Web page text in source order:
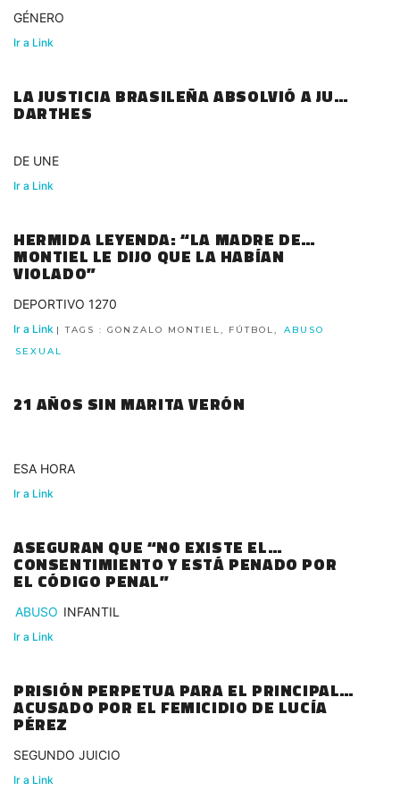
GÉNERO
Ir a Link
LA JUSTICIA BRASILEÑA ABSOLVIÓ A JUAN
DARTHES
DE UNE
Ir a Link
HERMIDA LEYENDA: “LA MADRE DE
MONTIEL LE DIJO QUE LA HABÍAN
VIOLADO”
DEPORTIVO 1270
Ir a Link | TAGS : GONZALO MONTIEL, FÚTBOL,
ABUSO
SEXUAL
21 AÑOS SIN MARITA VERÓN
ESA HORA
Ir a Link
ASEGURAN QUE “NO EXISTE EL
CONSENTIMIENTO Y ESTÁ PENADO POR
EL CÓDIGO PENAL”
ABUSO INFANTIL
Ir a Link
PRISIÓN PERPETUA PARA EL PRINCIPAL
ACUSADO POR EL FEMICIDIO DE LUCÍA
PÉREZ
SEGUNDO JUICIO
Ir a Link